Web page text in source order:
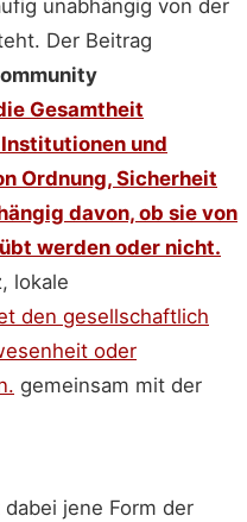
unabhängig von der
Der Beitrag
Gesamtheit
und
Ordnung, Sicherheit
davon, ob sie von
werden oder nicht.
lokale
den gesellschaftlich
oder
gemeinsam mit der
dabei jene Form der